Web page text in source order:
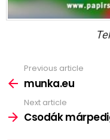
more
Previous article
munka.eu
Next article
Csodák